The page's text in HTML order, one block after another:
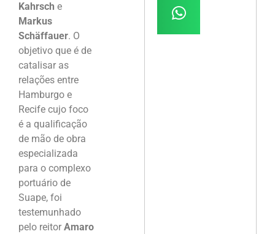
Kahrsch e
Markus
Schäffauer. O
objetivo que é de
catalisar as
relações entre
Hamburgo e
Recife cujo foco
é a qualificação
de mão de obra
especializada
para o complexo
portuário de
Suape, foi
testemunhado
pelo reitor Amaro